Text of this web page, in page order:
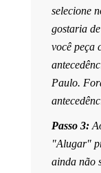
selecione
gostaria
você peça
Paulo.
Passo 3:
"Alugar"
ainda não